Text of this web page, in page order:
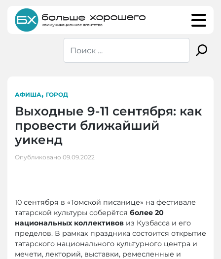
content
АФИША, ГОРОД
Выходные 9-11 сентября: как
провести ближайший
уикенд
Опубликовано 09.09.2022
10 сентября в «Томской писанице» на фестивале
татарской культуры соберётся более 20
национальных коллективов из Кузбасса и его
пределов. В рамках праздника состоится открытие
татарского национального культурного центра и
мечети, лекторий, выставки, ремесленные и